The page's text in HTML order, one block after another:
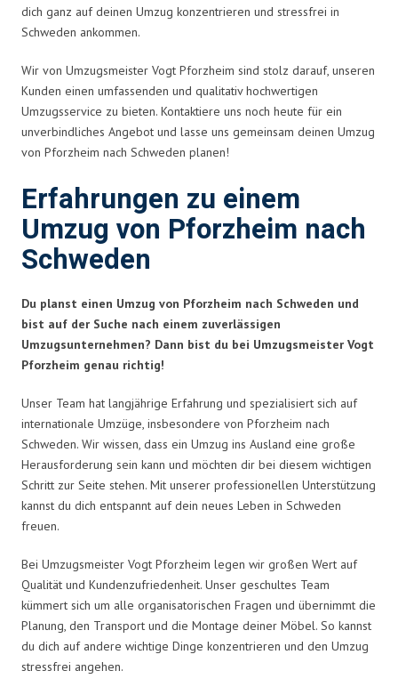
dich ganz auf deinen Umzug konzentrieren und stressfrei in
Schweden ankommen.
Wir von Umzugsmeister Vogt Pforzheim sind stolz darauf, unseren
Kunden einen umfassenden und qualitativ hochwertigen
Umzugsservice zu bieten. Kontaktiere uns noch heute für ein
unverbindliches Angebot und lasse uns gemeinsam deinen Umzug
von Pforzheim nach Schweden planen!
Erfahrungen zu einem
Umzug von Pforzheim nach
Schweden
Du planst einen Umzug von Pforzheim nach Schweden und
bist auf der Suche nach einem zuverlässigen
Umzugsunternehmen? Dann bist du bei Umzugsmeister Vogt
Pforzheim genau richtig!
Unser Team hat langjährige Erfahrung und spezialisiert sich auf
internationale Umzüge, insbesondere von Pforzheim nach
Schweden. Wir wissen, dass ein Umzug ins Ausland eine große
Herausforderung sein kann und möchten dir bei diesem wichtigen
Schritt zur Seite stehen. Mit unserer professionellen Unterstützung
kannst du dich entspannt auf dein neues Leben in Schweden
freuen.
Bei Umzugsmeister Vogt Pforzheim legen wir großen Wert auf
Qualität und Kundenzufriedenheit. Unser geschultes Team
kümmert sich um alle organisatorischen Fragen und übernimmt die
Planung, den Transport und die Montage deiner Möbel. So kannst
du dich auf andere wichtige Dinge konzentrieren und den Umzug
stressfrei angehen.